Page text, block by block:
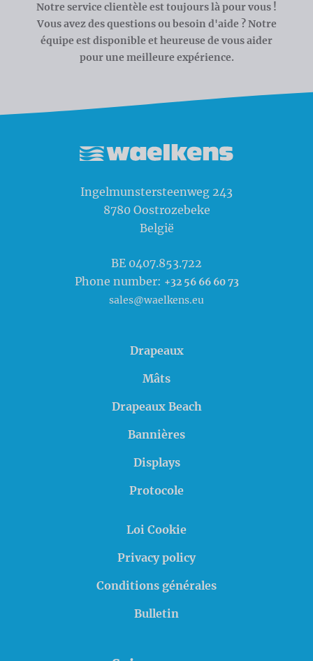
Notre service clientèle est toujours là pour vous !
Vous avez des questions ou besoin d'aide ? Notre
équipe est disponible et heureuse de vous aider
pour une meilleure expérience.
Ingelmunstersteenweg 243
8780 Oostrozebeke
België
BE 0407.853.722
Phone number: +32 56 66 60 73
sales@waelkens.eu
Drapeaux
Mâts
Drapeaux Beach
Bannières
Displays
Protocole
Loi Cookie
Privacy policy
Conditions générales
Bulletin